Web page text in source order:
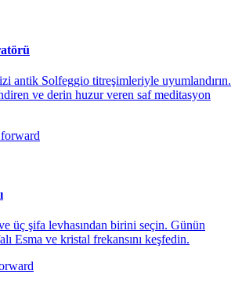
antik Solfeggio titreşimleriyle uyumlandırın.
ve derin huzur veren saf meditasyon
üç şifa levhasından birini seçin. Günün
Esma ve kristal frekansını keşfedin.